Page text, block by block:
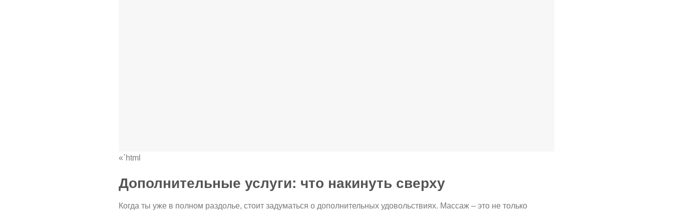
«`html
Дополнительные услуги: что накинуть сверху
Когда ты уже в полном раздолье, стоит задуматься о дополнительных удовольствиях. Массаж – это не только